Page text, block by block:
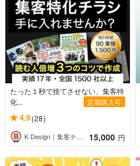
たった１秒で捨てさせない、集客特
化...
定期購入可
4.9(28)
K Design｜集客チラシ専門 15,000 円